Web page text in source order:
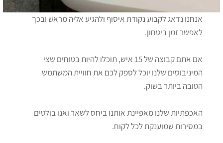
אנחנו נדאג לקבוע נקודת איסוף ולהגיע אליה מראש ובכך
לאפשר זמן ביטחון.
אם אתם קבוצה של 15 איש, תוכלו להיות בטוחים שצי
המיניבוסים שלנו יוכל לספק לכם את חוויית המשתמש
הטובה ביותר בשוק.
האכפתיות שלנו מאפיינת אותנו ביחס לשאר ואנו בולטים
במסירות שמוענקת לכל לקוח.